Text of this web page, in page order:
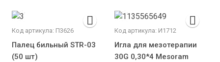
Код артикула: П3626
Палец бильный STR-03
(50 шт)
Код артикула: И1712
Игла для мезотерапии
30G 0,30*4 Mesoram